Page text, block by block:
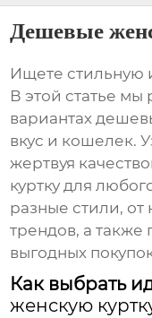
Дешевые
Ищете стильную
В этой статье
вариантах
вкус и кошелек.
жертвуя
куртку для
разные стили, от
трендов, а
выгодных
Как выбрать
женскую